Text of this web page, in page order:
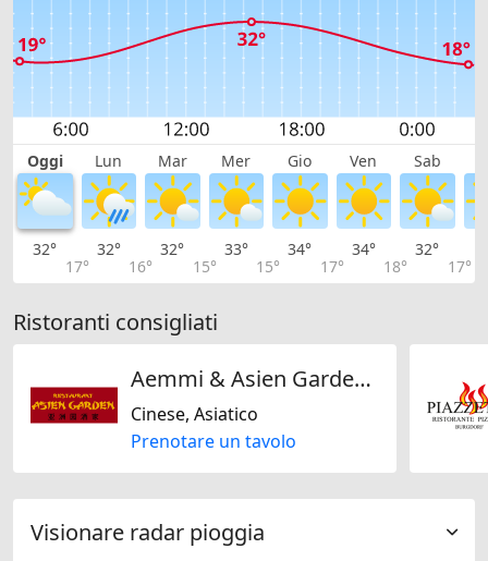
Oggi Lun Mar Mer Gio Ven Sab
32°
17°
32°
16°
32°
15°
33°
15°
34°
17°
34°
18°
32°
17°
Ristoranti consigliati
Aemmi & Asien Garden GmbH
Cinese, Asiatico
Prenotare un tavolo
Visionare radar pioggia